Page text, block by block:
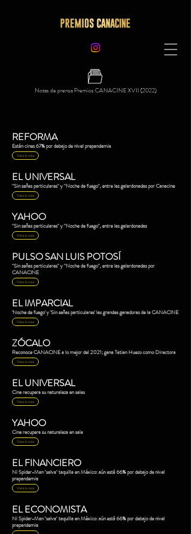
Notas de prensa Premios CANACINE XVII (2022)
REFORMA
Están cines 67% por debajo de nivel prepandemia
Visita la nota
EL UNIVERSAL
"Sin señas particulares" y "Noche de fuego", entre las galardonadas por Canacine
Visita la nota
YAHOO
"Sin señas particulares" y "Noche de fuego", entre las galardonadas
Visita la nota
PULSO SAN LUIS POTOSÍ
"Sin señas particulares" y "Noche de fuego", entre las galardonadas por
CANACINE
Visita la nota
EL IMPARCIAL
'Noche de fuego' y 'Sin señas particulares' las grandes ganadoras de la CANACINE
Visita la nota
ZÓCALO
Reconoce CANACINE a lo mejor del 2021; gana Tatian Huezo como Directora
Visita la nota
EL UNIVERSAL
Cine recupera su naturaleza en salas
Visita la nota
YAHOO
Cine recupera su naturaleza en sala
Visita la nota
EL FINANCIERO
Ni Spider-Man ‘salva’ taquilla en México: aún está 66% por debajo de nivel
prepandemia
Visita la nota
EL ECONOMISTA
Ni Spider-Man ‘salva’ taquilla en México: aún está 66% por debajo de nivel
prepandemia